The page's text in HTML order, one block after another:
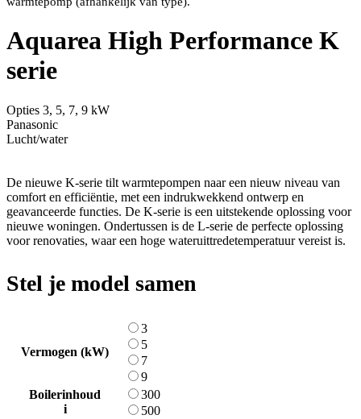
Aquarea High Performance K
serie
Opties 3, 5, 7, 9 kW
Panasonic
Lucht/water
De nieuwe K-serie tilt warmtepompen naar een nieuw niveau van
comfort en efficiëntie, met een indrukwekkend ontwerp en
geavanceerde functies. De K-serie is een uitstekende oplossing voor
nieuwe woningen. Ondertussen is de L-serie de perfecte oplossing
voor renovaties, waar een hoge wateruittredetemperatuur vereist is.
Stel je model samen
Vermogen (kW)
3
5
7
9
Boilerinhoud
i
300
500